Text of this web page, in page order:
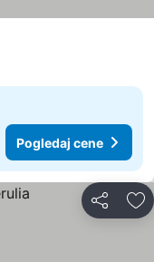
Pogledaj cene
Deli